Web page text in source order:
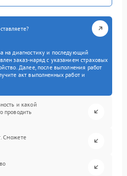
на диагностику и последующий
заказ-наряд с указанием страховых
Далее, после выполнения работ
акт выполненных работ и
и какой
проводить
Сможете